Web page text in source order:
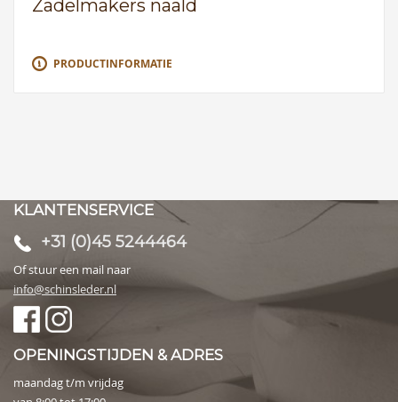
Zadelmakers naald
PRODUCTINFORMATIE
KLANTENSERVICE
+31 (0)45 5244464
Of stuur een mail naar
info@schinsleder.nl
OPENINGSTIJDEN & ADRES
maandag t/m vrijdag